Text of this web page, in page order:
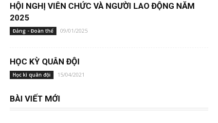
HỘI NGHỊ VIÊN CHỨC VÀ NGƯỜI LAO ĐỘNG NĂM
2025
Đảng - Đoàn thể 09/01/2025
HỌC KỲ QUÂN ĐỘI
Học kì quân đội 15/04/2021
BÀI VIẾT MỚI